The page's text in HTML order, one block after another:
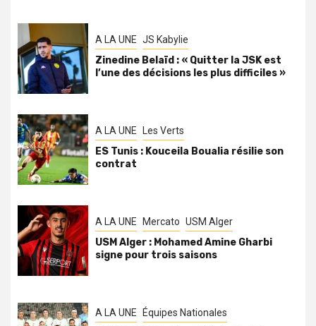
A LA UNE JS Kabylie
Zinedine Belaïd : « Quitter la JSK est
l’une des décisions les plus difficiles »
A LA UNE Les Verts
ES Tunis : Kouceila Boualia résilie son
contrat
A LA UNE Mercato USM Alger
USM Alger : Mohamed Amine Gharbi
signe pour trois saisons
A LA UNE Équipes Nationales